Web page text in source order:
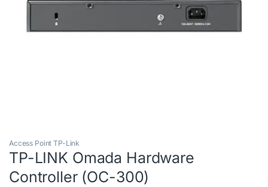
Access Point TP-Link
TP-LINK Omada Hardware
Controller (OC-300)